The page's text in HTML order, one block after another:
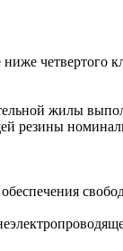
четвертого
жилы
резины